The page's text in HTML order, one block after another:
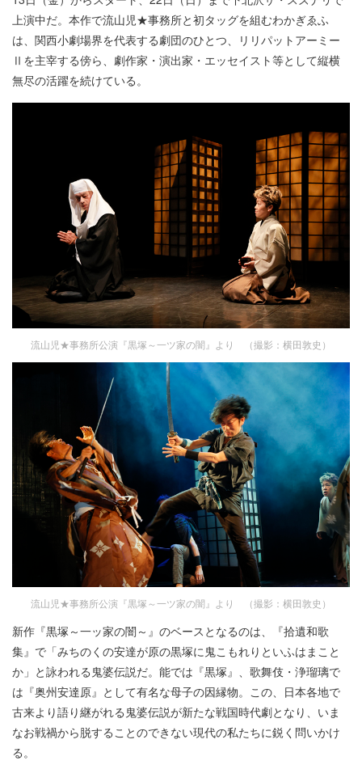
上演中だ。本作で流山児★事務所と初タッグを組むわかぎゑふ
は、関西小劇場界を代表する劇団のひとつ、リリパットアーミー
Ⅱを主宰する傍ら、劇作家・演出家・エッセイスト等として縦横
無尽の活躍を続けている。
流山児★事務所公演『黒塚～一ツ家の闇』より （撮影：横田敦史）
流山児★事務所公演『黒塚～一ツ家の闇』より （撮影：横田敦史）
新作『黒塚～一ッ家の闇～』のベースとなるのは、『拾遺和歌
集』で「みちのくの安達が原の黒塚に鬼こもれりといふはまこと
か」と詠われる鬼婆伝説だ。能では『黒塚』、歌舞伎・浄瑠璃で
は『奥州安達原』として有名な母子の因縁物。この、日本各地で
古来より語り継がれる鬼婆伝説が新たな戦国時代劇となり、いま
なお戦禍から脱することのできない現代の私たちに鋭く問いかけ
る。